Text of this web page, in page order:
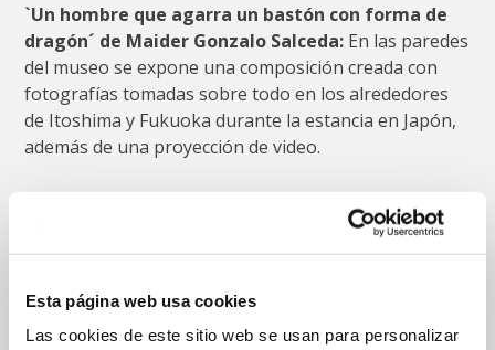
Esta página web usa cookies
Las cookies de este sitio web se usan para personalizar
`Un hombre que agarra un bastón con forma de
dragón´ de Maider Gonzalo Salceda: En las paredes
del museo se expone una composición creada con
fotografías tomadas sobre todo en los alrededores
de Itoshima y Fukuoka durante la estancia en Japón,
además de una proyección de video.
Durante su estancia en Japón Maider imprimió
algunas fotografías y las colocó en una pared de su
estudio con intención de crear una composición. A
establecerse relaciones entre las fotografías y el
espacio circundante. El estudio estaba a la vista de la